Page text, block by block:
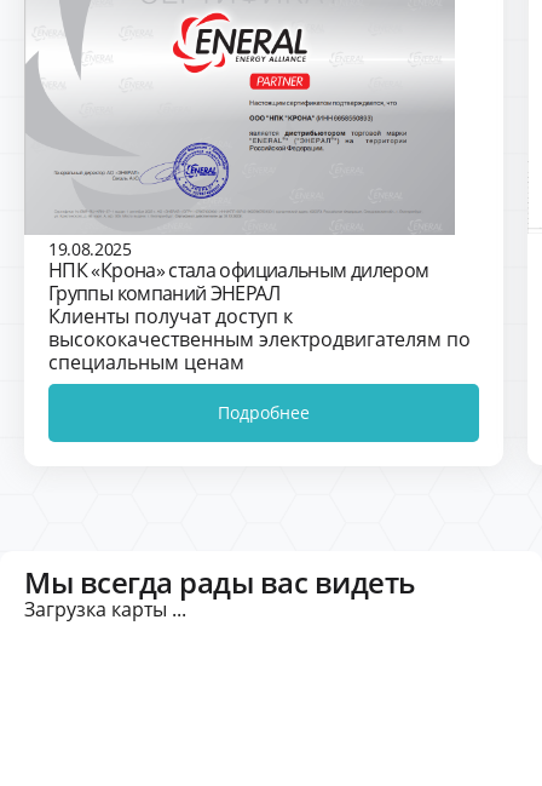
19.08.2025
НПК «Крона» стала официальным дилером
Группы компаний ЭНЕРАЛ
Клиенты получат доступ к
высококачественным электродвигателям по
специальным ценам
Подробнее
Мы всегда рады вас видеть
Загрузка карты ...